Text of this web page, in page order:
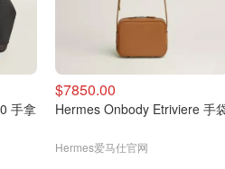
手拿
$7850.00
Hermes Onbody Etriviere 手
Hermes爱马仕官网